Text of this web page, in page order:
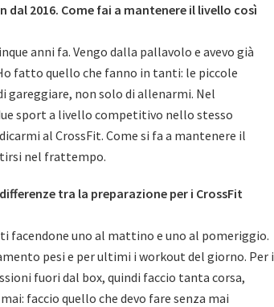
2016. Come fai a mantenere il livello così
anni fa. Vengo dalla pallavolo e avevo già
fatto quello che fanno in tanti: le piccole
gareggiare, non solo di allenarmi. Nel
sport a livello competitivo nello stesso
al CrossFit. Come si fa a mantenere il
nel frattempo.
tra la preparazione per i CrossFit
facendone uno al mattino e uno al pomeriggio.
pesi e per ultimi i workout del giorno. Per i
fuori dal box, quindi faccio tanta corsa,
faccio quello che devo fare senza mai